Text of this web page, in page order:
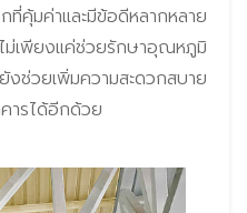
ที่คุ้มค่าและมีข้อดีหลากหลาย
เพียงแค่ช่วยรักษาอุณหภูมิ
งช่วยเพิ่มความสะดวกสบาย
ารได้อีกด้วย